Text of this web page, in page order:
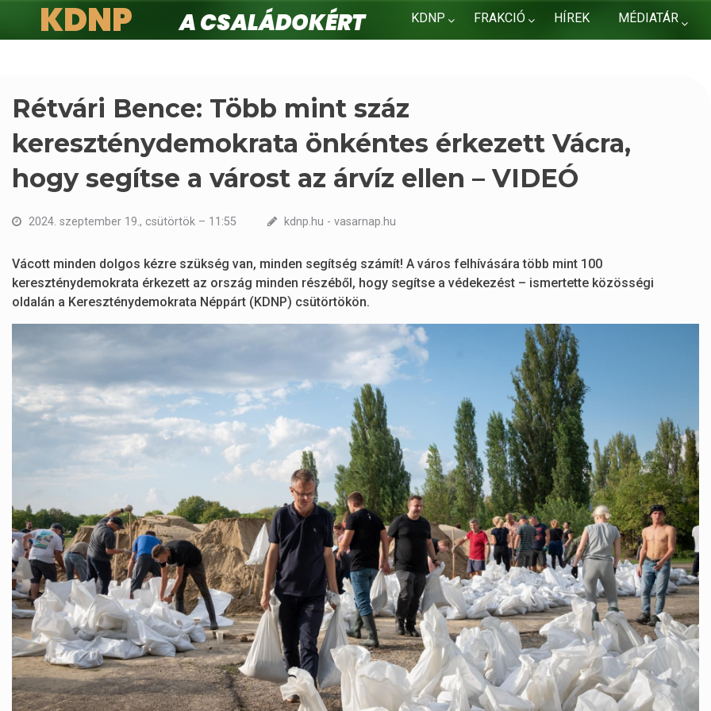
KDNP FRAKCIÓ HÍREK MÉDIATÁR
KDNP
A családokért.
Rétvári Bence: Több mint száz
kereszténydemokrata önkéntes érkezett Vácra,
hogy segítse a várost az árvíz ellen – VIDEÓ
2024. szeptember 19., csütörtök – 11:55 kdnp.hu - vasarnap.hu
Vácott minden dolgos kézre szükség van, minden segítség számít! A város felhívására több mint 100
kereszténydemokrata érkezett az ország minden részéből, hogy segítse a védekezést – ismertette közösségi
oldalán a Kereszténydemokrata Néppárt (KDNP) csütörtökön.